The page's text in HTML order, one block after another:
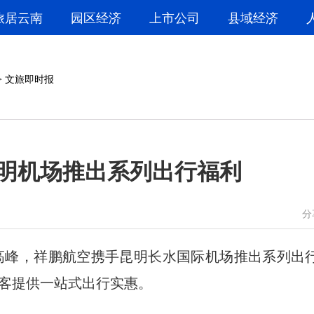
居云南 园区经济 上市公司 县域经济
文旅即时报
机场推出系列出行福利
微博
祥鹏航空携手昆明长水国际机场推出系列出
供一站式出行实惠。